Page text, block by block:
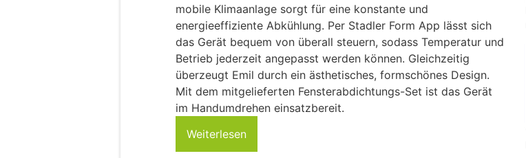
mobile Klimaanlage sorgt für eine konstante und
energieeffiziente Abkühlung. Per Stadler Form App lässt sich
das Gerät bequem von überall steuern, sodass Temperatur und
Betrieb jederzeit angepasst werden können. Gleichzeitig
überzeugt Emil durch ein ästhetisches, formschönes Design.
Mit dem mitgelieferten Fensterabdichtungs-Set ist das Gerät
im Handumdrehen einsatzbereit.
Weiterlesen